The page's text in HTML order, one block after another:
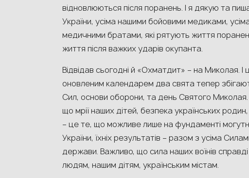
відновлюються після поранень. І я дякую та
України, усіма нашими бойовими медиками,
медичними братами, які рятують життя
життя після важких ударів окупанта.
Відвідав сьогодні й «Охматдит» – на Миколая. І
оновленим календарем два свята тепер
Сил, основи оборони, та день Святого
що мрії наших дітей, безпека українських
– це те, що можливе лише на фундаменті
України, їхніх результатів – разом з усіма
держави. Важливо, що сила наших воїнів
людям, нашим дітям, українським містам.